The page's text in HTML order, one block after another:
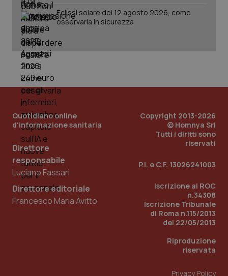
Ulcera & Reflusso
Vaccini
Eclissi solare del 12 agosto 2026, come
osservarla in sicurezza
Quotidiano online
d'informazione sanitaria
Direttore
responsabile
Luciano Fassari
Direttore editoriale
Francesco Maria Avitto
Copyright 2013-2026
© Homnya Srl
Tutti i diritti sono
riservati
P.I. e C.F. 13026241003
Iscrizione al ROC
n.34308
Iscrizione Tribunale
di Roma n.115/2013
del 22/05/2013
Riproduzione
riservata
Privacy Policy
tracking-sites-ironfish-
session-id
www.quotidianosanita.it
2
_ga
.quotidianosanita.it
mese